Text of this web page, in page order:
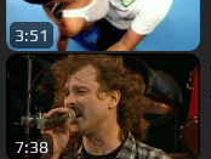
3:51
7:38